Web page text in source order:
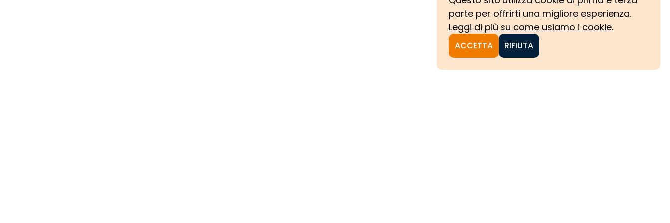
parte per offrirti una migliore esperienza.
Leggi di più su come usiamo i cookie.
ACCETTA RIFIUTA